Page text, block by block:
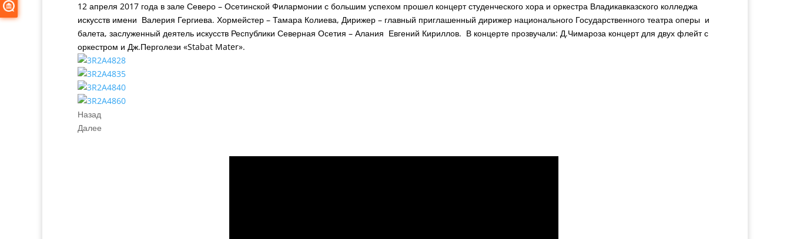
12 апреля 2017 года в зале Северо – Осетинской Филармонии с большим успехом прошел концерт студенческого хора и оркестра Владикавказского колледжа
искусств имени Валерия Гергиева. Хормейстер – Тамара Колиева, Дирижер – главный приглашенный дирижер национального Государственного театра оперы и
балета, заслуженный деятель искусств Республики Северная Осетия – Алания Евгений Кириллов. В концерте прозвучали: Д.Чимароза концерт для двух флейт с
оркестром и Дж.Перголези «Stabat Mater».
Назад
Далее